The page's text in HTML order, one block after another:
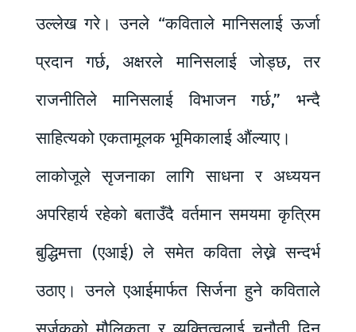
उल्लेख गरे। उनले “कविताले मानिसलाई ऊर्जा
प्रदान गर्छ, अक्षरले मानिसलाई जोड्छ, तर
राजनीतिले मानिसलाई विभाजन गर्छ,” भन्दै
साहित्यको एकतामूलक भूमिकालाई औंल्याए।
लाकोजूले सृजनाका लागि साधना र अध्ययन
अपरिहार्य रहेको बताउँदै वर्तमान समयमा कृत्रिम
बुद्धिमत्ता (एआई) ले समेत कविता लेख्ने सन्दर्भ
उठाए। उनले एआईमार्फत सिर्जना हुने कविताले